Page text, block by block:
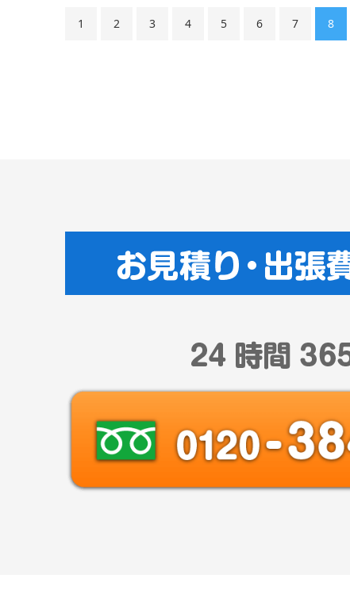
1 2 3 4 5 6 7 8